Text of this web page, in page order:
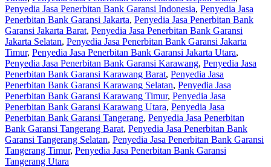
Penyedia Jasa Penerbitan Bank Garansi Indonesia, Penyedia Jasa
Penerbitan Bank Garansi Jakarta, Penyedia Jasa Penerbitan Bank
Garansi Jakarta Barat, Penyedia Jasa Penerbitan Bank Garansi
Jakarta Selatan, Penyedia Jasa Penerbitan Bank Garansi Jakarta
Timur, Penyedia Jasa Penerbitan Bank Garansi Jakarta Utara,
Penyedia Jasa Penerbitan Bank Garansi Karawang, Penyedia Jasa
Penerbitan Bank Garansi Karawang Barat, Penyedia Jasa
Penerbitan Bank Garansi Karawang Selatan, Penyedia Jasa
Penerbitan Bank Garansi Karawang Timur, Penyedia Jasa
Penerbitan Bank Garansi Karawang Utara, Penyedia Jasa
Penerbitan Bank Garansi Tangerang, Penyedia Jasa Penerbitan
Bank Garansi Tangerang Barat, Penyedia Jasa Penerbitan Bank
Garansi Tangerang Selatan, Penyedia Jasa Penerbitan Bank Garansi
Tangerang Timur, Penyedia Jasa Penerbitan Bank Garansi
Tangerang Utara